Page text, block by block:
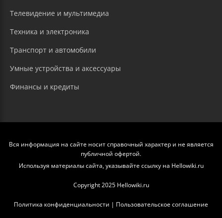
Телевидение и мультимедиа
Техника и электроника
Транспорт и автомобили
Умные устройства и аксессуары
Финансы и кредиты
Вся информация на сайте носит справочный характер и не является
публичной офертой.
Используя материалы сайта, указывайте ссылку на Hellowiki.ru
Copyright 2025 Hellowiki.ru
Политика конфиденциальности | Пользовательское соглашение